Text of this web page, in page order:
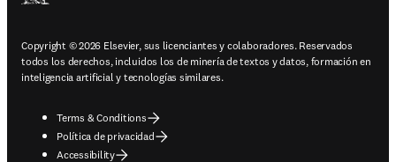
Copyright © 2026 Elsevier, sus licenciantes y colaboradores. Reservados
todos los derechos, incluidos los de minería de textos y datos, formación en
inteligencia artificial y tecnologías similares.
Terms & Conditions
Política de privacidad
Accessibility